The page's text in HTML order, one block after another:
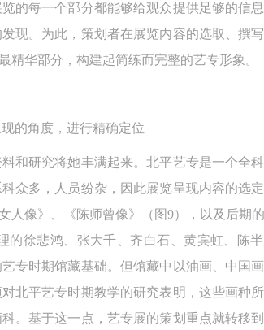
的每一个部分都能够给观众提供足够的信
现。为此，策划者在展览内容的选取、撰
华部分，构建起简练而完整的艺专形象。
的角度，进行精确定位
和研究将她丰满起来。北平艺专是一个全
众多，人员纷杂，因此展览呈现内容的选
人像》、《陈师曾像》（图9），以及后期
徐悲鸿、张大千、齐白石、黄宾虹、陈
专时期馆藏基础。但馆藏中以油画、中国画
北平艺专时期教学的研究表明，这些画种
。基于这一点，艺专展的策划重点就转移